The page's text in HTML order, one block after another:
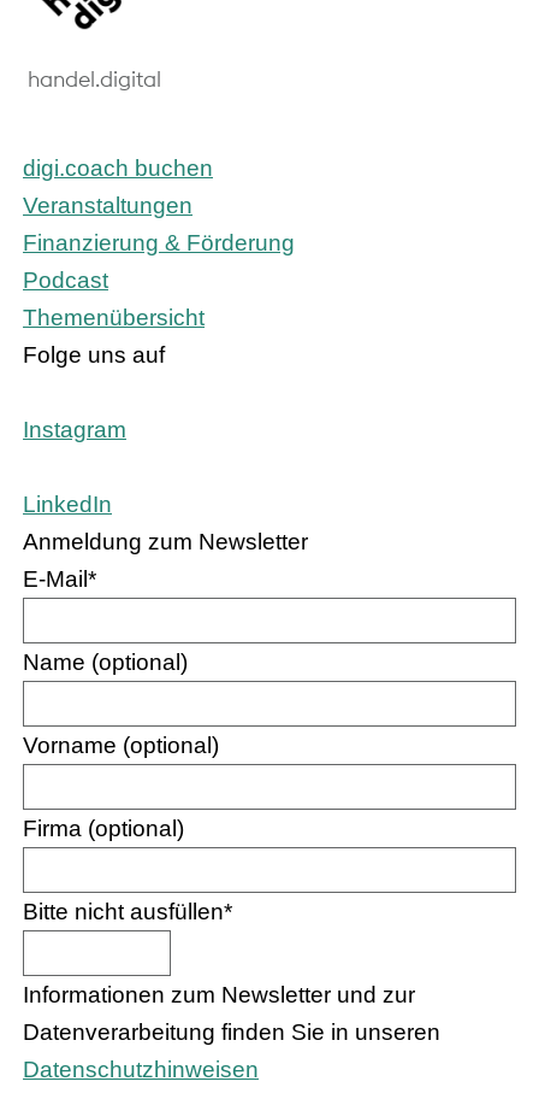
handel.digital
digi.coach buchen
Veranstaltungen
Finanzierung & Förderung
Podcast
Themenübersicht
Folge uns auf
Instagram
LinkedIn
Anmeldung zum Newsletter
E-Mail *
Name (optional)
Vorname (optional)
Firma (optional)
Bitte nicht ausfüllen*
Informationen zum Newsletter und zur
Datenverarbeitung finden Sie in unseren
Datenschutzhinweisen